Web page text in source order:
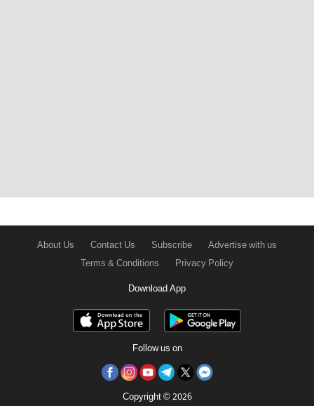
About Us Contact Us Subscribe
Advertise with us
Terms & Conditions
Privacy Policy
Download App
Follow us on
Copyright © 2026